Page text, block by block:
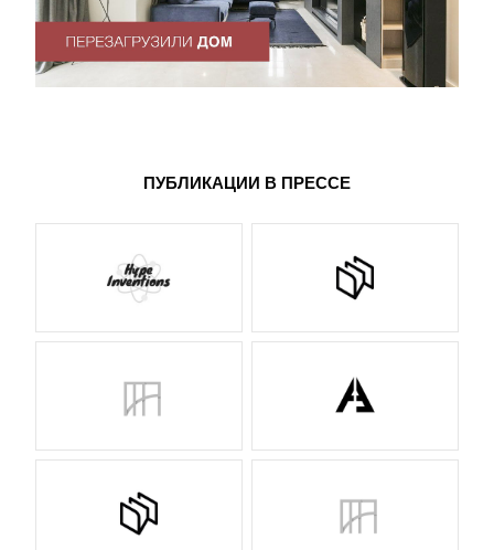
ПУБЛИКАЦИИ В ПРЕССЕ